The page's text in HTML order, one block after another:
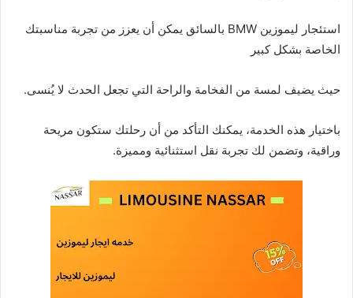
استئجار ليموزين BMW بالسائق يمكن أن يعزز من تجربة مناسبتك
الخاصة بشكل كبير
حيث يضيف لمسة من الفخامة والراحة التي تجعل الحدث لا يُنسى.
باختيار هذه الخدمة، يمكنك التأكد من أن رحلتك ستكون مريحة
وراقية، وتضمن لك تجربة نقل استثنائية ومميزة.